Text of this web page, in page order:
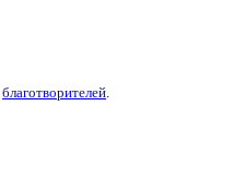
благотворителей.